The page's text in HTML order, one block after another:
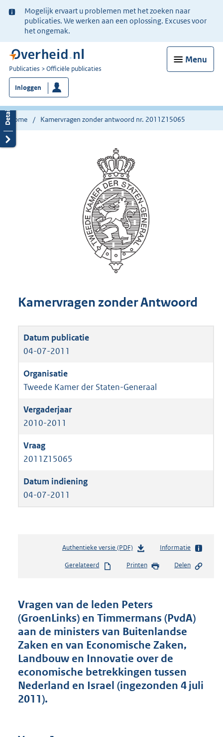
Ter
informatie:
Mogelijk ervaart u problemen met het zoeken naar
publicaties. We werken aan een oplossing. Excuses voor
het ongemak.
Menu
U
bent
nu
hier:
Publicaties Officiële publicaties
Inloggen
Home Kamervragen zonder antwoord nr. 2011Z15065
Kamervragen zonder Antwoord
04-07-2011
Tweede Kamer der Staten-Generaal
2010-2011
2011Z15065
04-07-2011
Authentieke versie (PDF)b
s
n
d
s
g
r
o
t
t
Informatie
Gerelateerd Printen Delen
Vragen van de leden Peters
(GroenLinks) en Timmermans (PvdA)
aan de ministers van Buitenlandse
Zaken en van Economische Zaken,
Landbouw en Innovatie over de
economische betrekkingen tussen
Nederland en Israel (ingezonden 4 juli
2011).